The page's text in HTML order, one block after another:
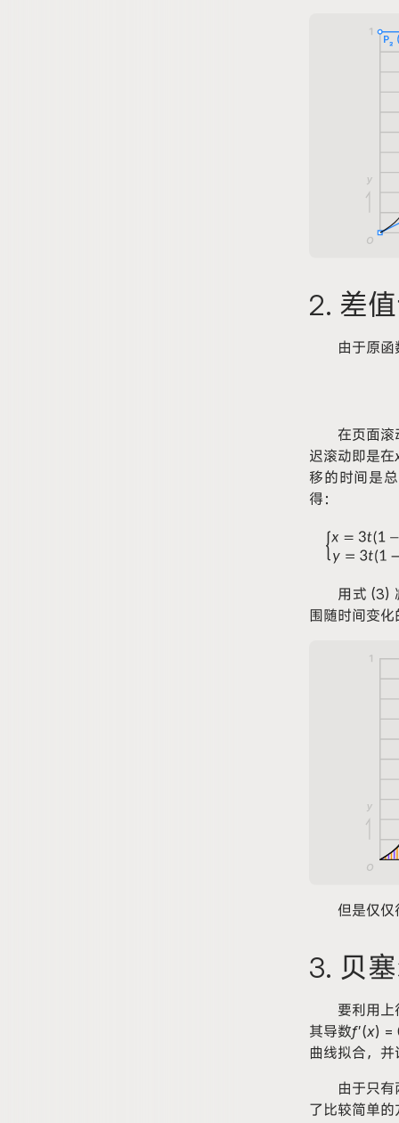
2. 差
由于原函
在页面
迟滚动即是在
移的时间是
得：
用式 (3)
围随时间变
但是仅仅
3. 贝
要利用上
其导数f′(x) =
曲线拟合，
由于只
了比较简单